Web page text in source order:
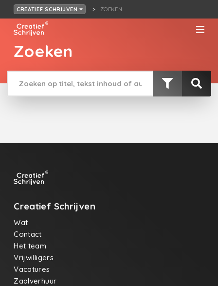
CREATIEF SCHRIJVEN ZOEKEN
Zoeken
Creatief Schrijven
Wat
Contact
Het team
Vrijwilligers
Vacatures
Zaalverhuur